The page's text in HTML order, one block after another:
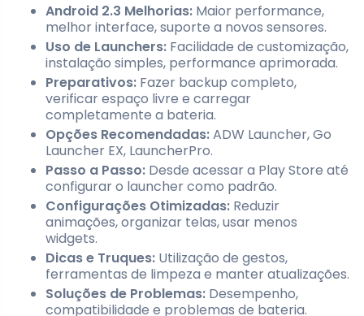
Android 2.3 Melhorias: Maior performance,
melhor interface, suporte a novos sensores.
Uso de Launchers: Facilidade de customização,
instalação simples, performance aprimorada.
Preparativos: Fazer backup completo,
verificar espaço livre e carregar
completamente a bateria.
Opções Recomendadas:ADW Launcher, Go
Launcher EX, LauncherPro.
Passo a Passo: Desde acessar a Play Store até
configurar o launcher como padrão.
Configurações Otimizadas: Reduzir
animações, organizar telas, usar menos
widgets.
Dicas e Truques: Utilização de gestos,
ferramentas de limpeza e manter atualizações.
Soluções de Problemas: Desempenho,
compatibilidade e problemas de bateria.